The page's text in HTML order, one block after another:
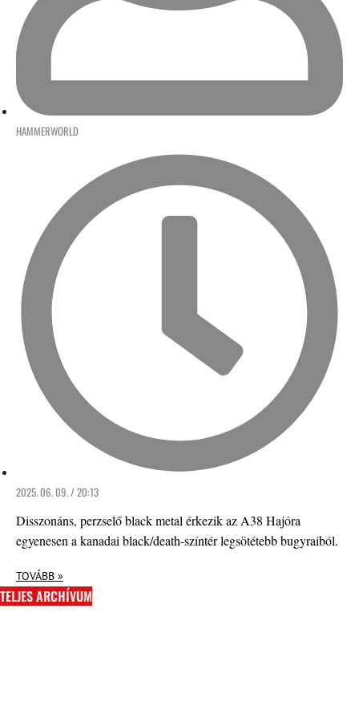
HAMMERWORLD
2025. 06. 09. / 20:13
Disszonáns, perzselő black metal érkezik az A38 Hajóra
egyenesen a kanadai black/death-színtér legsötétebb bugyraiból.
TOVÁBB »
TELJES ARCHÍVUM